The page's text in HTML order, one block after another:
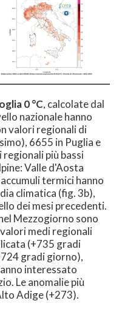
0 °C, calcolate dal
nazionale hanno
valori regionali di
6655 in Puglia e
più bassi
Valle d'Aosta
termici hanno
climatica (fig. 3b),
dei mesi precedenti.
Mezzogiorno sono
medi regionali
(+735 gradi
gradi giorno),
interessato
Le anomalie più
Adige (+273).